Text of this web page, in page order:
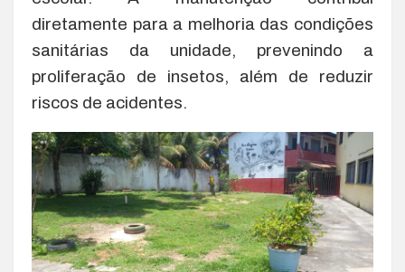
diretamente para a melhoria das condições
sanitárias da unidade, prevenindo a
proliferação de insetos, além de reduzir
riscos de acidentes.